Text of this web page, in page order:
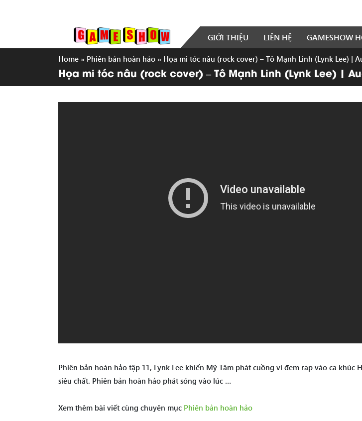
GIỚI THIỆU LIÊN HỆ GAMESHOW
Home » Phiên bản hoàn hảo » Họa mi tóc nâu (rock cover) – Tô Mạnh Linh (Lynk Lee) |
Họa mi tóc nâu (rock cover) – Tô Mạnh Linh (Lynk Lee) |
Phiên bản hoàn hảo tập 11, Lynk Lee khiến Mỹ Tâm phát cuồng vì đem rap vào ca khúc
siêu chất. Phiên bản hoàn hảo phát sóng vào lúc …
Xem thêm bài viết cùng chuyên mục Phiên bản hoàn hảo